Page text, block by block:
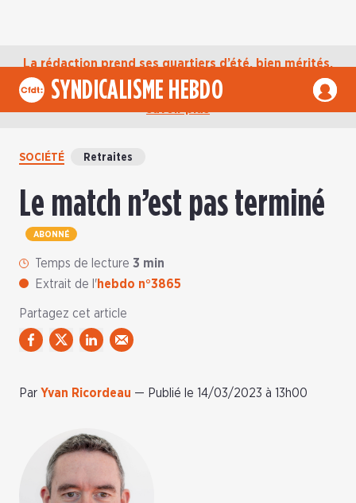
La rédaction prend ses quartiers d’été, bien mérités,
jusqu’au mardi 1er septembre. D’ici là, retrouvez
l’actualité de la CFDT sur notre compte Bluesky. En
SYNDICALISME HEBDO
SOCIÉTÉ Retraites
Le match n’est pas terminé
ABONNÉ
Temps de lecture 3 min
Extrait de l'hebdo n°3865
Partagez cet article
Par Yvan Ricordeau — Publié le 14/03/2023 à 13h00